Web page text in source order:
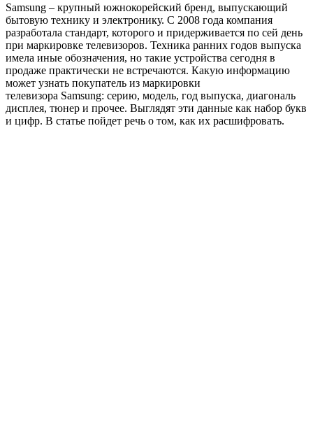
Samsung – крупный южнокорейский бренд, выпускающий
бытовую технику и электронику. С 2008 года компания
разработала стандарт, которого и придерживается по сей день
при маркировке телевизоров. Техника ранних годов выпуска
имела иные обозначения, но такие устройства сегодня в
продаже практически не встречаются. Какую информацию
может узнать покупатель из маркировки
телевизора Samsung: серию, модель, год выпуска, диагональ
дисплея, тюнер и прочее. Выглядят эти данные как набор букв
и цифр. В статье пойдет речь о том, как их расшифровать.